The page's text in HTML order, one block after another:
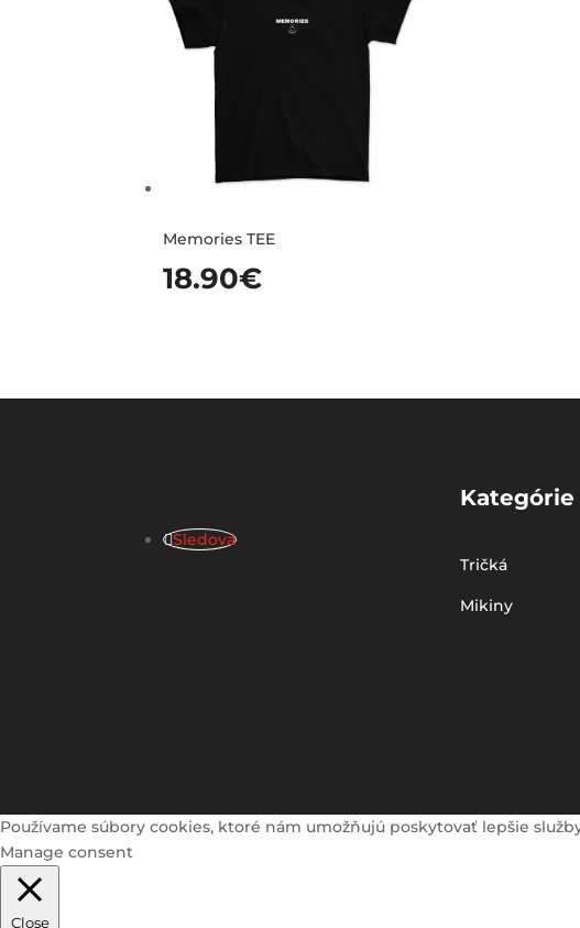
Memories TEE
18.90€
Sledova
Kategórie
Tričká
Mikiny
Používame súbory cookies, ktoré nám umožňujú poskytovať lepšie
Manage consent
Close